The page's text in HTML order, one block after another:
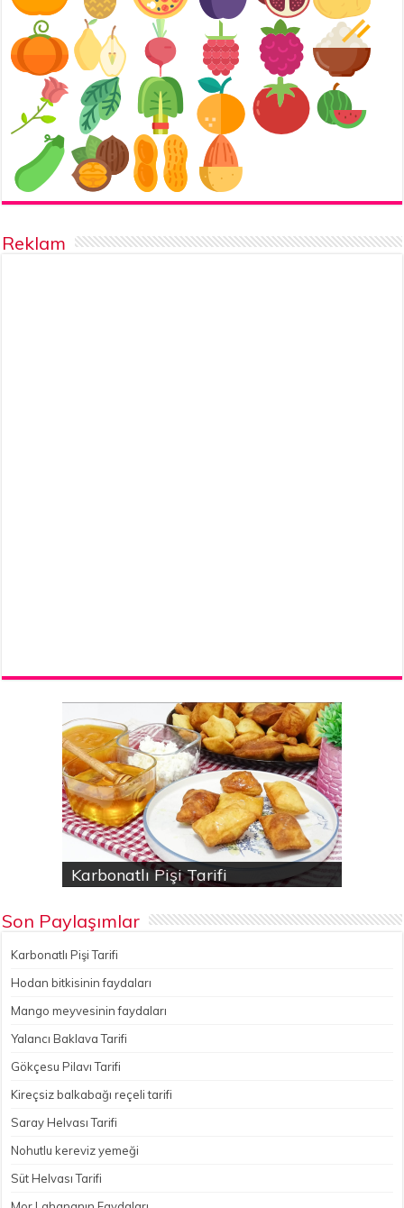
Reklam
Karbonatlı Pişi Tarifi
Hodan bitkisinin faydaları
Yalancı Baklava Tarifi
Gökçesu Pilavı Tarifi
Nohutlu kereviz yemeği
Son Paylaşımlar
Karbonatlı Pişi Tarifi
Hodan bitkisinin faydaları
Mango meyvesinin faydaları
Yalancı Baklava Tarifi
Gökçesu Pilavı Tarifi
Kireçsiz balkabağı reçeli tarifi
Saray Helvası Tarifi
Nohutlu kereviz yemeği
Süt Helvası Tarifi